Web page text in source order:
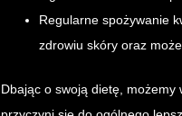
Regularne spożywanie
zdrowiu skóry oraz
Dbając o swoją dietę, możemy